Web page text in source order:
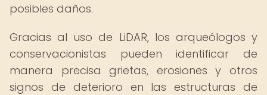
posibles daños.
Gracias al uso de LiDAR, los arqueólogos y
conservacionistas pueden identificar de
manera precisa grietas, erosiones y otros
signos de deterioro en las estructuras de